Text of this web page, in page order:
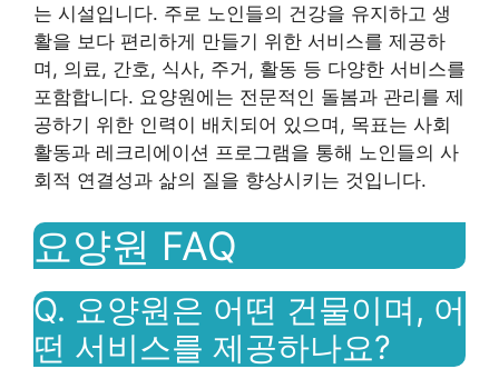
는 시설입니다. 주로 노인들의 건강을 유지하고 생
활을 보다 편리하게 만들기 위한 서비스를 제공하
며, 의료, 간호, 식사, 주거, ​​활동 등 다양한 서비스를
포함합니다. 요양원에는 전문적인 돌봄과 관리를 제
공하기 위한 인력이 배치되어 있으며, 목표는 사회
활동과 레크리에이션 프로그램을 통해 노인들의 사
회적 연결성과 삶의 질을 향상시키는 것입니다.
요양원 FAQ
Q. 요양원은 어떤 건물이며, 어
떤 서비스를 제공하나요?